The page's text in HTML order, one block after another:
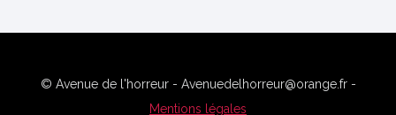
© Avenue de l'horreur - Avenuedelhorreur@orange.fr -
Mentions légales